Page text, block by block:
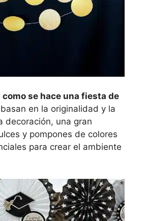
como se hace una fiesta de
en la originalidad y la
decoración, una gran
y pompones de colores
para crear el ambiente